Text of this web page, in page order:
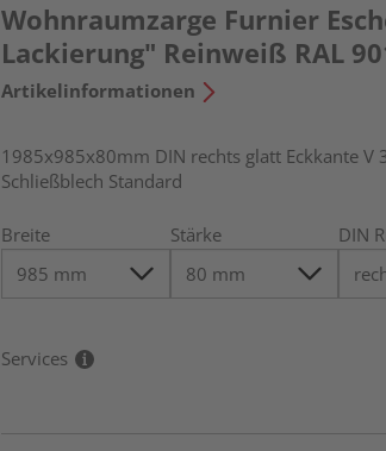
Wohnraumzarge Furnier
Lackierung" Reinweiß RAL
Artikelinformationen
1985x985x80mm DIN rechts glatt Eckkante V
Schließblech Standard
Breite Stärke DIN
Services